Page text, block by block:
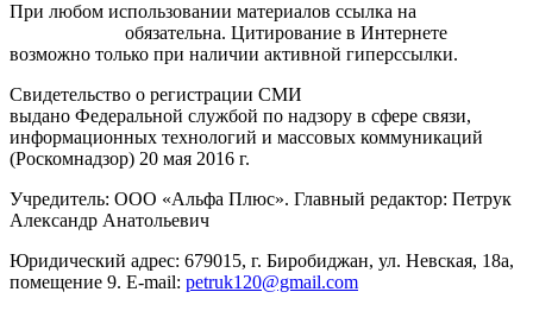
При любом использовании материалов ссылка на
обязательна. Цитирование в Интернете
возможно только при наличии активной гиперссылки.
Свидетельство о регистрации СМИ
выдано Федеральной службой по надзору в сфере связи,
информационных технологий и массовых коммуникаций
(Роскомнадзор) 20 мая 2016 г.
Учредитель: ООО «Альфа Плюс». Главный редактор: Петрук
Александр Анатольевич
Юридический адрес: 679015, г. Биробиджан, ул. Невская, 18а,
помещение 9. E-mail: petruk120@gmail.com